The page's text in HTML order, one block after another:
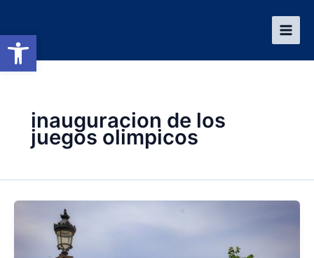
Abrir barra de herramientas
contenido
inauguracion de los
juegos olimpicos